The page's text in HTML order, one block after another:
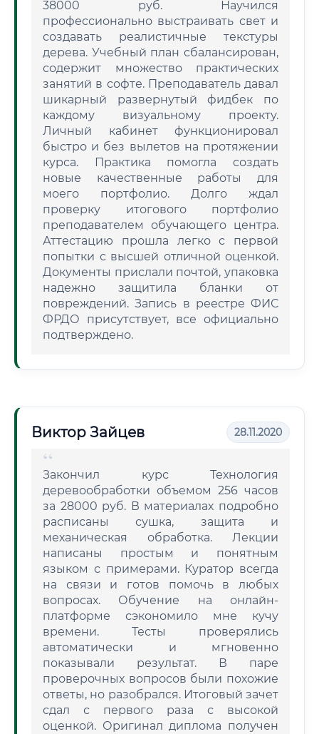
38000 руб. Научился
профессионально выстраивать свет и
создавать реалистичные текстуры
дерева. Учебный план сбалансирован,
содержит множество практических
занятий в софте. Преподаватель давал
шикарный развернутый фидбек по
каждому визуальному проекту.
Личный кабинет функционировал
быстро и без вылетов на протяжении
курса. Практика помогла создать
новые качественные работы для
моего портфолио. Долго ждал
проверку итогового портфолио
преподавателем обучающего центра.
Аттестацию прошла легко с первой
попытки с высшей отличной оценкой.
Документы прислали почтой, упаковка
надежно защитила бланки от
повреждений. Запись в реестре ФИС
ФРДО присутствует, все официально
подтверждено.
Виктор Зайцев 28.11.2020
Закончил курс Технология
деревообработки объемом 256 часов
за 28000 руб. В материалах подробно
расписаны сушка, защита и
механическая обработка. Лекции
написаны простым и понятным
языком с примерами. Куратор всегда
на связи и готов помочь в любых
вопросах. Обучение на онлайн-
платформе сэкономило мне кучу
времени. Тесты проверялись
автоматически и мгновенно
показывали результат. В паре
проверочных вопросов были похожие
ответы, но разобрался. Итоговый зачет
сдал с первого раза с высокой
оценкой. Оригинал диплома получен